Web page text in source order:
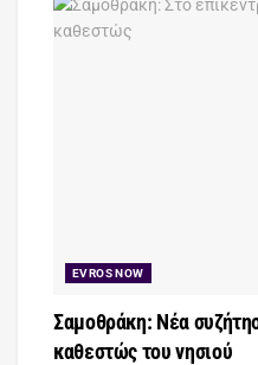
EVROS NOW
Σαμοθράκη: Νέα
καθεστώς του νησιού